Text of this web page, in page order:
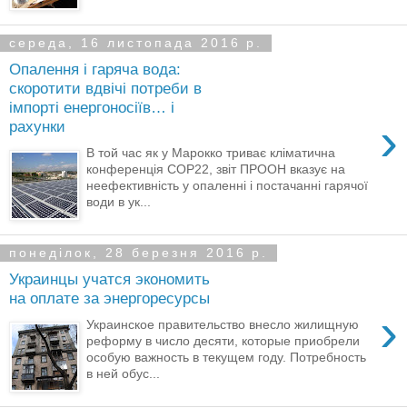
середа, 16 листопада 2016 р.
Опалення і гаряча вода:
скоротити вдвічі потреби в
імпорті енергоносіїв… і
рахунки
›
В той час як у Марокко триває кліматична
конференція СОР22, звіт ПРООН вказує на
неефективність у опаленні і постачанні гарячої
води в ук...
понеділок, 28 березня 2016 р.
Украинцы учатся экономить
на оплате за энергоресурсы
›
Украинское правительство внесло жилищную
реформу в число десяти, которые приобрели
особую важность в текущем году. Потребность
в ней обус...